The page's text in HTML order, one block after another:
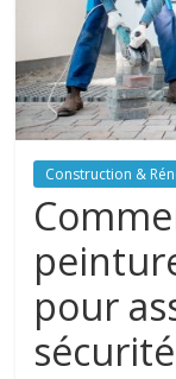
Construction &
pour